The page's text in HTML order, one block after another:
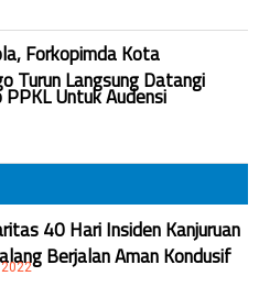
Forkopimda Kota
Turun Langsung Datangi
PPKL Untuk Audensi
40 Hari Insiden Kanjuruan
Berjalan Aman Kondusif
2022